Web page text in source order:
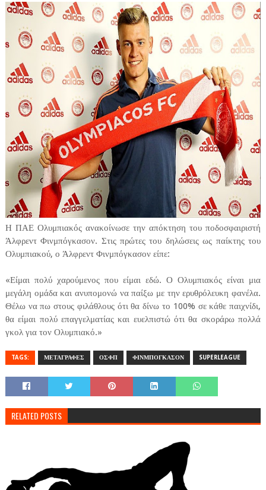
Η ΠΑΕ Ολυμπιακός ανακοίνωσε την απόκτηση του ποδοσφαιριστή
Άλφρεντ Φινμπόγκασον. Στις πρώτες του δηλώσεις ως παίκτης του
Ολυμπιακού, ο Άλφρεντ Φινμπόγκασον είπε:
«Είμαι πολύ χαρούμενος που είμαι εδώ. Ο Ολυμπιακός είναι μια
μεγάλη ομάδα και ανυπομονώ να παίξω με την ερυθρόλευκη φανέλα.
Θέλω να πω στους φιλάθλους ότι θα δίνω το 100% σε κάθε παιχνίδι,
θα είμαι πολύ επαγγελματίας και ευελπιστώ ότι θα σκοράρω πολλά
γκολ για τον Ολυμπιακό.»
TAGS: ΜΕΤΑΓΡΑΦΕΣ ΟΣΦΠ ΦΙΝΜΠΟΓΚΑΣΟΝ SUPERLEAGUE
RELATED POSTS